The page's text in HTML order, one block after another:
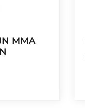
MMA